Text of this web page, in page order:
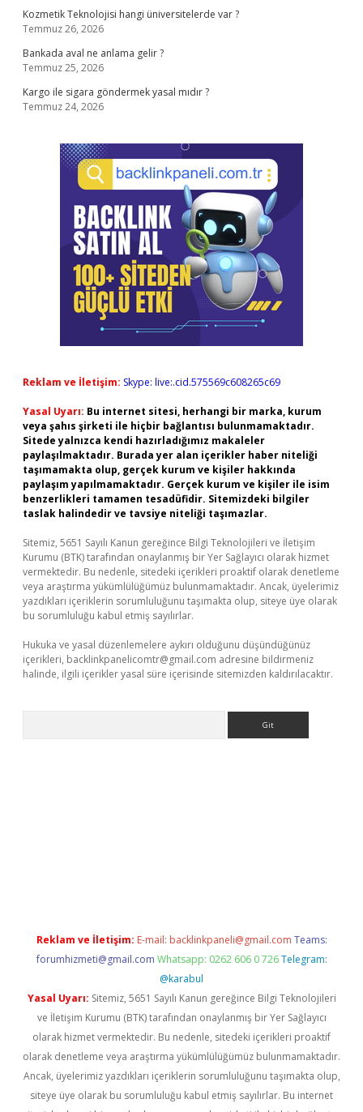
Kozmetik Teknolojisi hangi üniversitelerde var ?
Temmuz 26, 2026
Bankada aval ne anlama gelir ?
Temmuz 25, 2026
Kargo ile sigara göndermek yasal mıdır ?
Temmuz 24, 2026
Reklam ve İletişim: Skype: live:.cid.575569c608265c69
Yasal Uyarı: Bu internet sitesi, herhangi bir marka, kurum
veya şahıs şirketi ile hiçbir bağlantısı bulunmamaktadır.
Sitede yalnızca kendi hazırladığımız makaleler
paylaşılmaktadır. Burada yer alan içerikler haber niteliği
taşımamakta olup, gerçek kurum ve kişiler hakkında
paylaşım yapılmamaktadır. Gerçek kurum ve kişiler ile isim
benzerlikleri tamamen tesadüfidir. Sitemizdeki bilgiler
taslak halindedir ve tavsiye niteliği taşımazlar.
Sitemiz, 5651 Sayılı Kanun gereğince Bilgi Teknolojileri ve İletişim
Kurumu (BTK) tarafından onaylanmış bir Yer Sağlayıcı olarak hizmet
vermektedir. Bu nedenle, sitedeki içerikleri proaktif olarak denetleme
veya araştırma yükümlülüğümüz bulunmamaktadır. Ancak, üyelerimiz
yazdıkları içeriklerin sorumluluğunu taşımakta olup, siteye üye olarak
bu sorumluluğu kabul etmiş sayılırlar.
Hukuka ve yasal düzenlemelere aykırı olduğunu düşündüğünüz
içerikleri, backlinkpanelicomtr@gmail.com adresine bildirmeniz
halinde, ilgili içerikler yasal süre içerisinde sitemizden kaldırılacaktır.
Reklam ve İletişim: E-mail: backlinkpaneli@gmail.com Teams:
forumhizmeti@gmail.com Whatsapp: 0262 606 0 726 Telegram:
@karabul
Yasal Uyarı: Sitemiz, 5651 Sayılı Kanun gereğince Bilgi Teknolojileri
ve İletişim Kurumu (BTK) tarafından onaylanmış bir Yer Sağlayıcı
olarak hizmet vermektedir. Bu nedenle, sitedeki içerikleri proaktif
olarak denetleme veya araştırma yükümlülüğümüz bulunmamaktadır.
Ancak, üyelerimiz yazdıkları içeriklerin sorumluluğunu taşımakta olup,
siteye üye olarak bu sorumluluğu kabul etmiş sayılırlar. Bu internet